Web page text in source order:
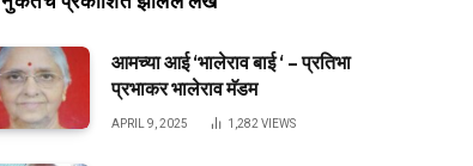
आमच्या आई ‘भालेराव बाई ‘ – प्रतिभा
प्रभाकर भालेराव मॅडम
APRIL 9, 2025 1,282 VIEWS